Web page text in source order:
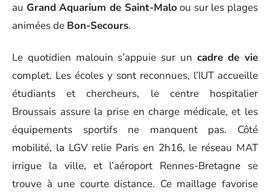
au Grand Aquarium de Saint-Malo ou sur les plages
animées de Bon-Secours.
Le quotidien malouin s’appuie sur un cadre de vie
complet. Les écoles y sont reconnues, l’IUT accueille
étudiants et chercheurs, le centre hospitalier
Broussais assure la prise en charge médicale, et les
équipements sportifs ne manquent pas. Côté
mobilité, la LGV relie Paris en 2h16, le réseau MAT
irrigue la ville, et l’aéroport Rennes-Bretagne se
trouve à une courte distance. Ce maillage favorise